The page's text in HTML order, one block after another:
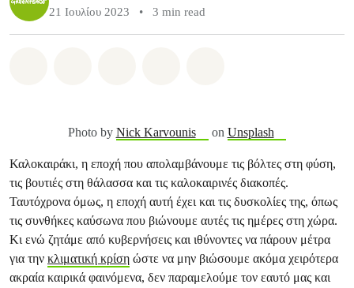
21 Ιουλίου 2023
• 3 min read
Photo by Nick Karvounis on Unsplash
Καλοκαιράκι, η εποχή που απολαμβάνουμε τις βόλτες στη φύση,
τις βουτιές στη θάλασσα και τις καλοκαιρινές διακοπές.
Ταυτόχρονα όμως, η εποχή αυτή έχει και τις δυσκολίες της, όπως
τις συνθήκες καύσωνα που βιώνουμε αυτές τις ημέρες στη χώρα.
Κι ενώ ζητάμε από κυβερνήσεις και ιθύνοντες να πάρουν μέτρα
για την κλιματική κρίση ώστε να μην βιώσουμε ακόμα χειρότερα
ακραία καιρικά φαινόμενα, δεν παραμελούμε τον εαυτό μας και